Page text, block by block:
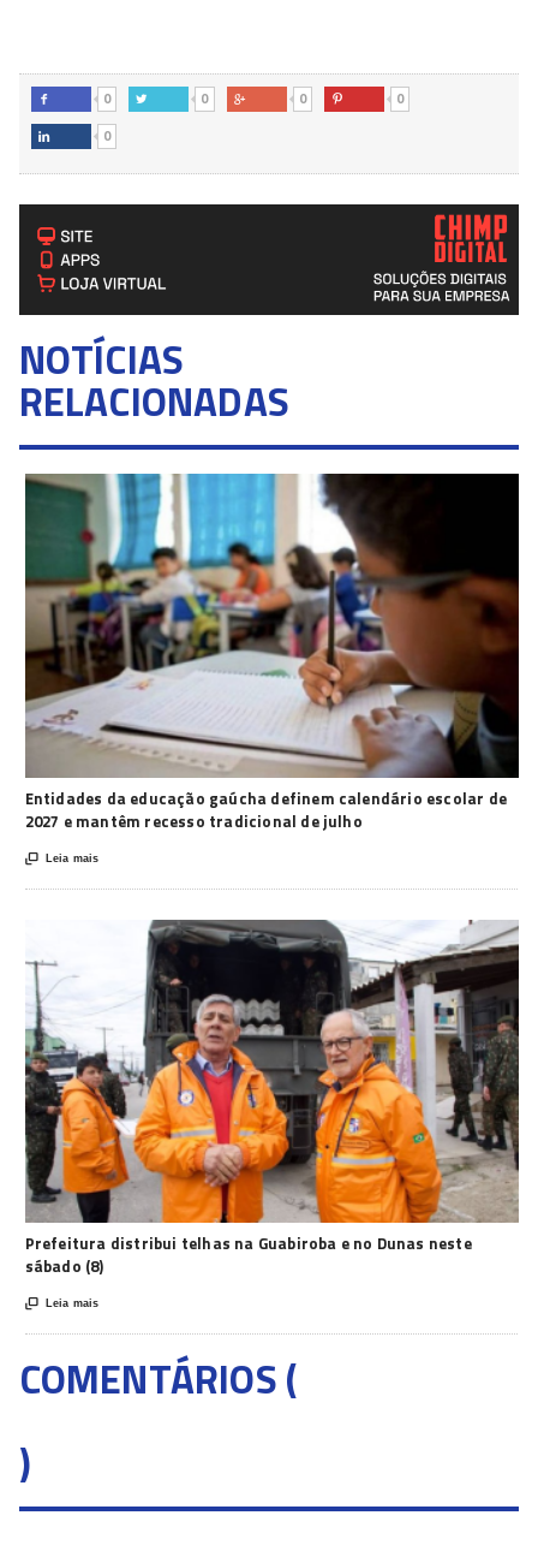
 0  0  0  0
 0
NOTÍCIAS
RELACIONADAS
Entidades da educação gaúcha definem calendário escolar de
2027 e mantêm recesso tradicional de julho
 Leia mais
Prefeitura distribui telhas na Guabiroba e no Dunas neste
sábado (8)
 Leia mais
COMENTÁRIOS (
)